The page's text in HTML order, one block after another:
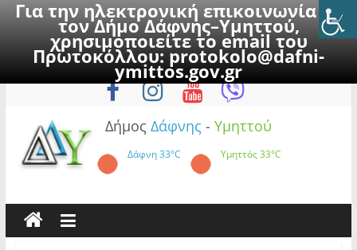
Για την ηλεκτρονική επικοινωνία με
τον Δήμο Δάφνης–Υμηττού,
χρησιμοποιείτε το email του
Πρωτοκόλλου:protokolo@dafni-
ymittos.gov.gr
to
Κυριακή, 9 Αυγούστου 2026
Δήμος Δάφνης - Υμηττού
Δάφνη33°C Υμηττός33°C